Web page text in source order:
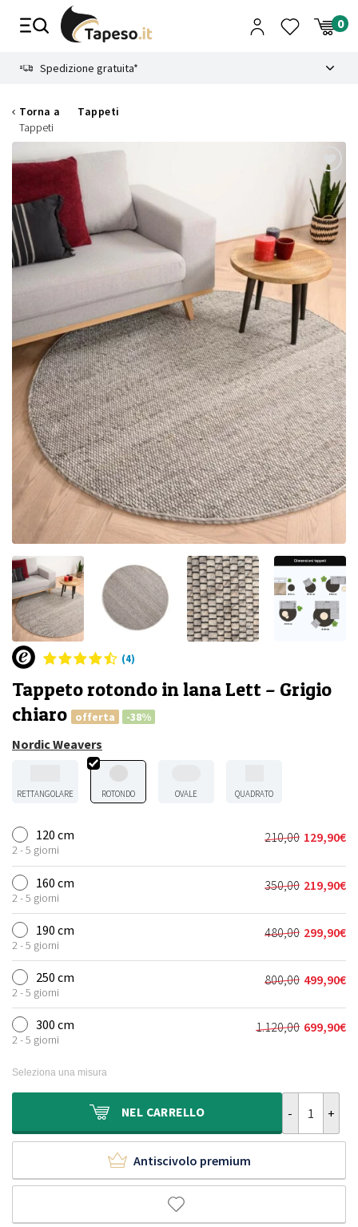
Spedizione gratuita*
Torna a
Tappeti
Tappeti
(4)
Tappeto rotondo in lana Lett – Grigio
chiaro
offerta -38%
Nordic Weavers
RETTANGOLARE ROTONDO OVALE QUADRATO
120 cm
2 - 5 giorni
210,00
Il
prezzo
originale
era:
210,00€.
129,90€
Il
prezzo
attuale
è:
129,90€.
160 cm
2 - 5 giorni
350,00
Il
prezzo
originale
era:
350,00€.
219,90€
Il
prezzo
attuale
è:
219,90€.
190 cm
2 - 5 giorni
480,00
Il
prezzo
originale
era:
480,00€.
299,90€
Il
prezzo
attuale
è:
299,90€.
250 cm
2 - 5 giorni
800,00
Il
prezzo
originale
era:
499,90€
Il
prezzo
attuale
è:
300 cm
2 - 5 giorni
1.120,00
Il
1.120,00€.
699,90€
Il
699,90€.
Seleziona una misura
NEL CARRELLO
Antiscivolo premium